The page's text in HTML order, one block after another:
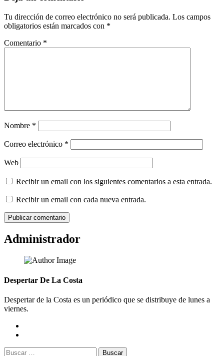
Tu dirección de correo electrónico no será publicada. Los campos
obligatorios están marcados con *
Comentario *
Nombre *
Correo electrónico *
Web
Recibir un email con los siguientes comentarios a esta entrada.
Recibir un email con cada nueva entrada.
Administrador
Despertar De La Costa
Despertar de la Costa es un periódico que se distribuye de lunes a
viernes.
Buscar: